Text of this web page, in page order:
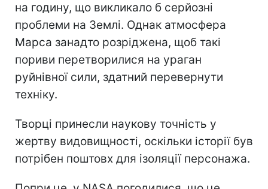
на годину, що викликало б серйозні
проблеми на Землі. Однак атмосфера
Марса занадто розріджена, щоб такі
пориви перетворилися на ураган
руйнівної сили, здатний перевернути
техніку.
Творці принесли наукову точність у
жертву видовищності, оскільки історії був
потрібен поштовх для ізоляції персонажа.